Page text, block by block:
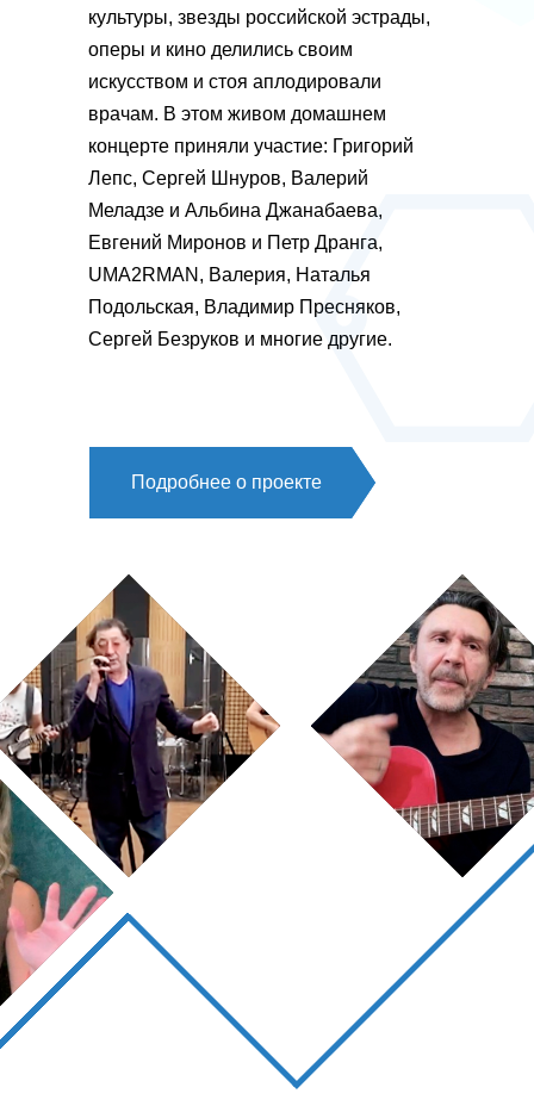
культуры, звезды российской эстрады,
оперы и кино делились своим
искусством и стоя аплодировали
врачам. В этом живом домашнем
концерте приняли участие: Григорий
Лепс, Сергей Шнуров, Валерий
Меладзе и Альбина Джанабаева,
Евгений Миронов и Петр Дранга,
UMA2RMAN, Валерия, Наталья
Подольская, Владимир Пресняков,
Сергей Безруков и многие другие.
Подробнее о проекте